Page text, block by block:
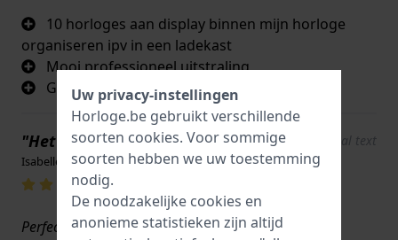
10 horloges aan display binnen mijn horloge
organiseren ipv in een ladekast
Mooi professioneel uitstraling
Goed prijs kwaliteit verhouding
"Het glazen deksel" Show original text
Isabelle Vandermeeren · 17 juni 2022
Perfecte doos voor zowel kleine als grote horloges.
Uw privacy-instellingen
Horloge.be gebruikt verschillende
soorten cookies. Voor sommige
soorten hebben we uw toestemming
nodig.
De noodzakelijke cookies en
anonieme statistieken zijn altijd